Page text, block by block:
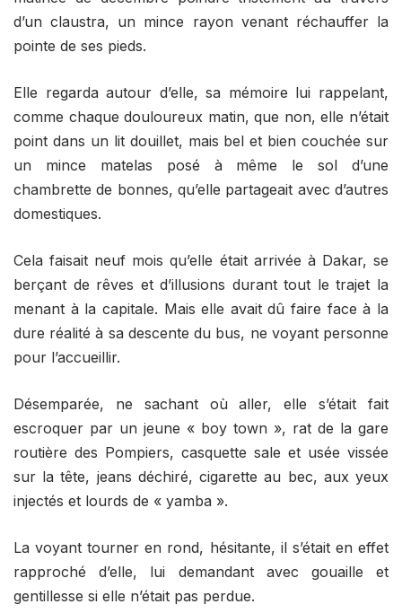
d’un claustra, un mince rayon venant réchauffer la
pointe de ses pieds.
Elle regarda autour d’elle, sa mémoire lui rappelant,
comme chaque douloureux matin, que non, elle n’était
point dans un lit douillet, mais bel et bien couchée sur
un mince matelas posé à même le sol d’une
chambrette de bonnes, qu’elle partageait avec d’autres
domestiques.
Cela faisait neuf mois qu’elle était arrivée à Dakar, se
berçant de rêves et d’illusions durant tout le trajet la
menant à la capitale. Mais elle avait dû faire face à la
dure réalité à sa descente du bus, ne voyant personne
pour l’accueillir.
Désemparée, ne sachant où aller, elle s’était fait
escroquer par un jeune « boy town », rat de la gare
routière des Pompiers, casquette sale et usée vissée
sur la tête, jeans déchiré, cigarette au bec, aux yeux
injectés et lourds de « yamba ».
La voyant tourner en rond, hésitante, il s’était en effet
rapproché d’elle, lui demandant avec gouaille et
gentillesse si elle n’était pas perdue.